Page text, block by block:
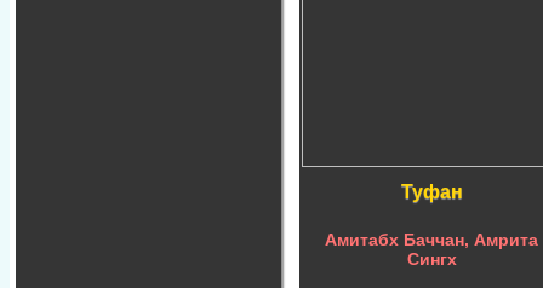
Туфан
Амитабх Баччан, Амрита
Сингх